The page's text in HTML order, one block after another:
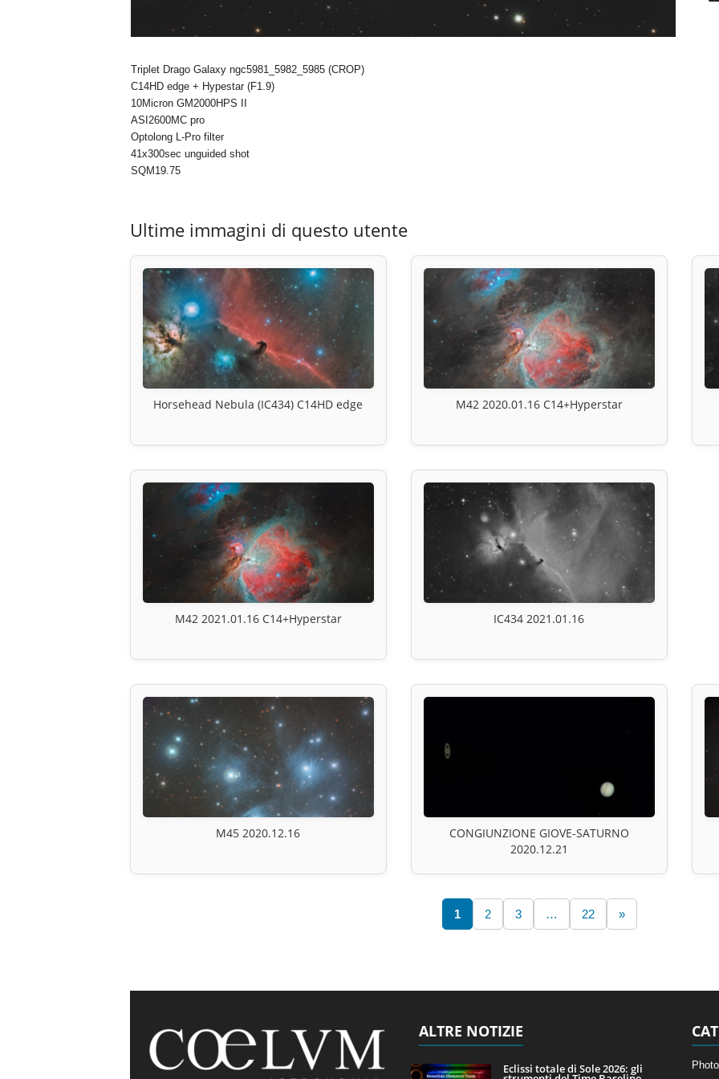
Triplet Drago Galaxy ngc5981_5982_5985 (CROP)
C14HD edge + Hypestar (F1.9)
10Micron GM2000HPS II
ASI2600MC pro
Optolong L-Pro filter
41x300sec unguided shot
SQM19.75
Ultime immagini di questo utente
Horsehead Nebula (IC434) C14HD edge M42 2020.01.16 C14+Hyperstar
M42 2021.01.16 C14+Hyperstar IC434 2021.01.16
M45 2020.12.16
CONGIUNZIONE GIOVE-SATURNO
2020.12.21
1 2 3 … 22 »
ALTRE NOTIZIE
Eclissi totale di Sole 2026: gli